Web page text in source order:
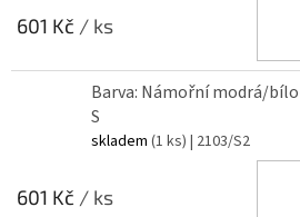
601 Kč / ks
Barva: Námořní modrá/
S
skladem (1 ks) | 2103/S2
601 Kč / ks